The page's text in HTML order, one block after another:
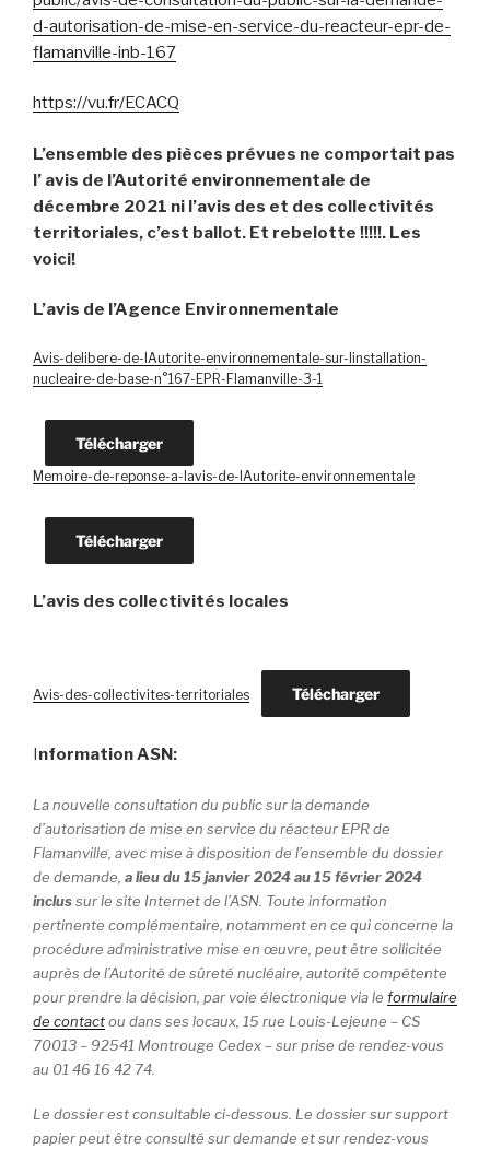
d-autorisation-de-mise-en-service-du-reacteur-epr-de-
flamanville-inb-167
https://vu.fr/ECACQ
L’ensemble des pièces prévues ne comportait pas
l’ avis de l’Autorité environnementale de
décembre 2021 ni l’avis des et des collectivités
territoriales, c’est ballot. Et rebelotte !!!!!. Les
voici!
L’avis de l’Agence Environnementale
Avis-delibere-de-lAutorite-environnementale-sur-linstallation-
nucleaire-de-base-n°167-EPR-Flamanville-3-1
Télécharger
Memoire-de-reponse-a-lavis-de-lAutorite-environnementale
Télécharger
L’avis des collectivités locales
Avis-des-collectivites-territoriales Télécharger
Information ASN:
La nouvelle consultation du public sur la demande
d’autorisation de mise en service du réacteur EPR de
Flamanville, avec mise à disposition de l’ensemble du dossier
de demande, a lieu du 15 janvier 2024 au 15 février 2024
inclussur le site Internet de l’ASN. Toute information
pertinente complémentaire, notamment en ce qui concerne la
procédure administrative mise en œuvre, peut être sollicitée
auprès de l’Autorité de sûreté nucléaire, autorité compétente
pour prendre la décision, par voie électronique via le formulaire
de contactou dans ses locaux, 15 rue Louis-Lejeune – CS
70013 – 92541 Montrouge Cedex – sur prise de rendez-vous
au 01 46 16 42 74.
Le dossier est consultable ci-dessous. Le dossier sur support
papier peut être consulté sur demande et sur rendez-vous